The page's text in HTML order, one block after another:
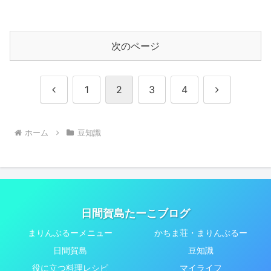
次のページ
前 1 2 3 4 次
ホーム 豆知識
日間賀島たーこブログ
まりんぶるーメニュー
かちま荘・まりんぶるー
日間賀島
豆知識
役に立つ料理レシピ
マイライフ